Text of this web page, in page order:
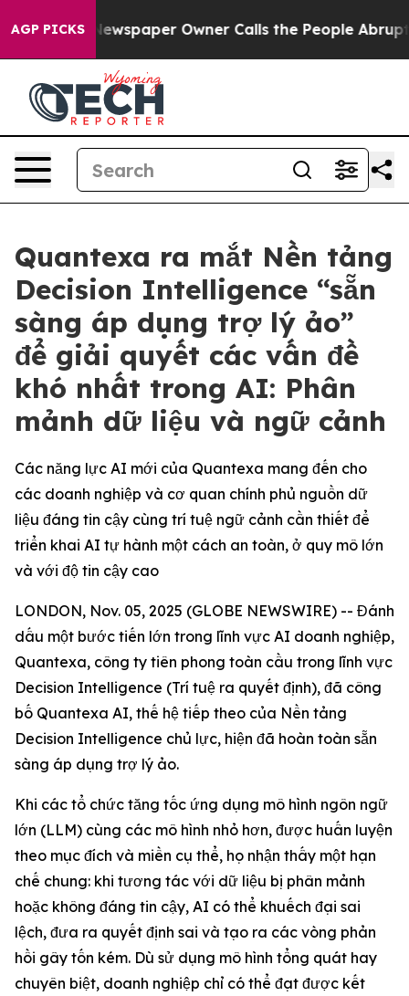
AGP PICKS
Newspaper Owner Calls the People Abruptly
Quantexa ra mắt Nền tảng
Decision Intelligence “sẵn
sàng áp dụng trợ lý ảo”
để giải quyết các vấn đề
khó nhất trong AI: Phân
mảnh dữ liệu và ngữ cảnh
Các năng lực AI mới của Quantexa mang đến cho
các doanh nghiệp và cơ quan chính phủ nguồn dữ
liệu đáng tin cậy cùng trí tuệ ngữ cảnh cần thiết để
triển khai AI tự hành một cách an toàn, ở quy mô lớn
và với độ tin cậy cao
LONDON, Nov. 05, 2025 (GLOBE NEWSWIRE) -- Đánh
dấu một bước tiến lớn trong lĩnh vực AI doanh nghiệp,
Quantexa, công ty tiên phong toàn cầu trong lĩnh vực
Decision Intelligence (Trí tuệ ra quyết định), đã công
bố Quantexa AI, thế hệ tiếp theo của Nền tảng
Decision Intelligence chủ lực, hiện đã hoàn toàn sẵn
sàng áp dụng trợ lý ảo.
Khi các tổ chức tăng tốc ứng dụng mô hình ngôn ngữ
lớn (LLM) cùng các mô hình nhỏ hơn, được huấn luyện
theo mục đích và miền cụ thể, họ nhận thấy một hạn
chế chung: khi tương tác với dữ liệu bị phân mảnh
hoặc không đáng tin cậy, AI có thể khuếch đại sai
lệch, đưa ra quyết định sai và tạo ra các vòng phản
hồi gây tốn kém. Dù sử dụng mô hình tổng quát hay
chuyên biệt, doanh nghiệp chỉ có thể đạt được kết